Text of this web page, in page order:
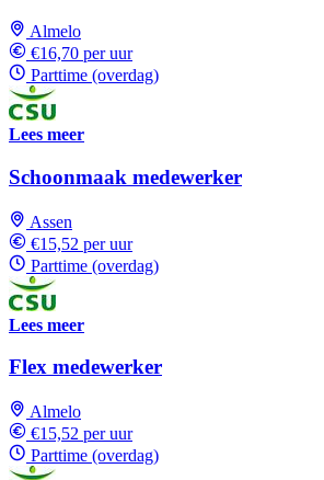
Almelo
€16,70 per uur
Parttime (overdag)
Lees meer
Schoonmaak medewerker
Assen
€15,52 per uur
Parttime (overdag)
Lees meer
Flex medewerker
Almelo
€15,52 per uur
Parttime (overdag)